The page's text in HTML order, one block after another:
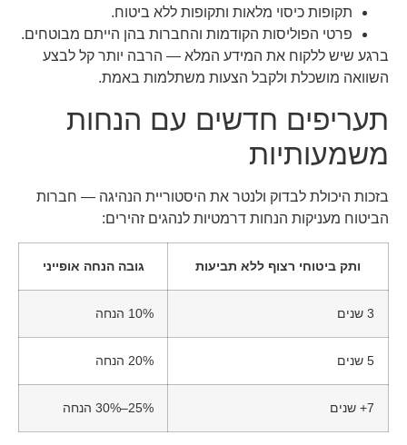
תקופות כיסוי מלאות ותקופות ללא ביטוח.
פרטי הפוליסות הקודמות והחברות בהן הייתם מבוטחים.
ברגע שיש ללקוח את המידע המלא — הרבה יותר קל לבצע
השוואה מושכלת ולקבל הצעות משתלמות באמת.
תעריפים חדשים עם הנחות
משמעותיות
בזכות היכולת לבדוק ולנטר את היסטוריית הנהיגה — חברות
הביטוח מעניקות הנחות דרמטיות לנהגים זהירים:
ותק ביטוחי רצוף ללא תביעות גובה הנחה אופייני
3 שנים 10% הנחה
5 שנים 20% הנחה
7+ שנים 25%–30% הנחה